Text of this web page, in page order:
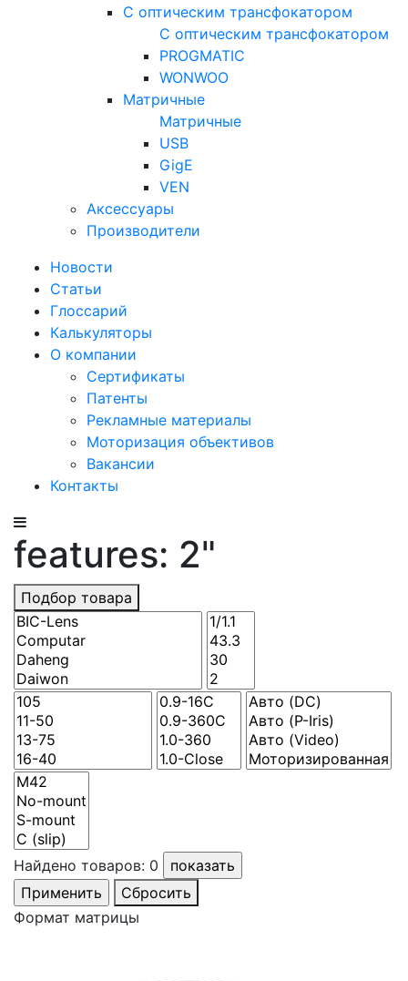
С оптическим трансфокатором
С оптическим трансфокатором
PROGMATIC
WONWOO
Матричные
Матричные
USB
GigE
VEN
Аксессуары
Производители
Новости
Статьи
Глоссарий
Калькуляторы
О компании
Сертификаты
Патенты
Рекламные материалы
Моторизация объективов
Вакансии
Контакты
features: 2"
Подбор товара
Найдено товаров: 0
Сбросить
Формат матрицы